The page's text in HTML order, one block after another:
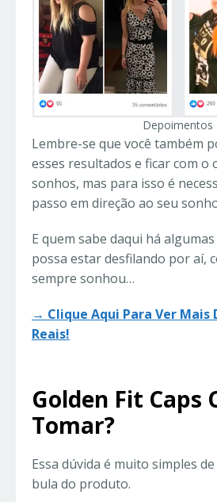
Depoimentos
Lembre-se que você também
esses resultados e ficar com o
sonhos, mas para isso é
passo em direção ao seu
E quem sabe daqui há
possa estar desfilando por aí,
sempre sonhou…
→ Clique Aqui Para Ver Mais
Reais!
Golden Fit Caps
Tomar?
Essa dúvida é muito simples
bula do produto.